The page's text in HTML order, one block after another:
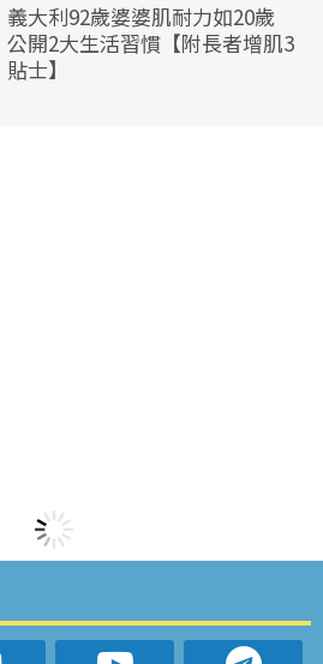
義大利92歲婆婆肌耐力如20歲
公開2大生活習慣【附長者增肌3
貼士】